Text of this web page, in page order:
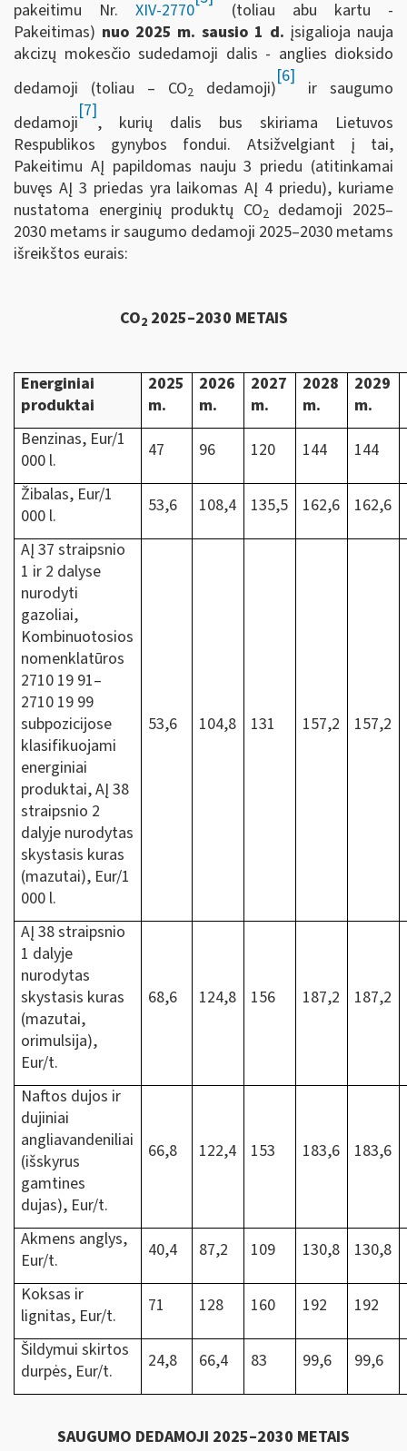
pakeitimu Nr.XIV-2770
(toliau abu kartu -
Pakeitimas) nuo 2025 m. sausio 1 d. įsigalioja nauja
akcizų mokesčio sudedamoji dalis - anglies dioksido
dedamoji (toliau – CO2 dedamoji)
[6]
ir saugumo
dedamoji
[7]
, kurių dalis bus skiriama Lietuvos
Respublikos gynybos fondui. Atsižvelgiant į tai,
Pakeitimu AĮ papildomas nauju 3 priedu (atitinkamai
buvęs AĮ 3 priedas yra laikomas AĮ 4 priedu), kuriame
nustatoma energinių produktų CO2 dedamoji 2025–
2030 metams ir saugumo dedamoji 2025–2030 metams
išreikštos eurais:
CO22025–2030 METAIS
Energiniai
produktai
2025
m.
2026
m.
2027
m.
2028
m.
2029
m.
Benzinas, Eur/1
000 l.
47 96 120 144 144
Žibalas, Eur/1
000 l.
53,6 108,4 135,5 162,6 162,6
AĮ 37 straipsnio
1 ir 2 dalyse
nurodyti
gazoliai,
Kombinuotosios
nomenklatūros
2710 19 91‒
2710 19 99
subpozicijose
klasifikuojami
energiniai
produktai, AĮ 38
straipsnio 2
dalyje nurodytas
skystasis kuras
(mazutai), Eur/1
000 l.
53,6 104,8 131 157,2 157,2
AĮ 38 straipsnio
1 dalyje
nurodytas
skystasis kuras
(mazutai,
orimulsija),
Eur/t.
68,6 124,8 156 187,2 187,2
Naftos dujos ir
dujiniai
angliavandeniliai
(išskyrus
gamtines
dujas), Eur/t.
66,8 122,4 153 183,6 183,6
Akmens anglys,
Eur/t.
40,4 87,2 109 130,8 130,8
Koksas ir
lignitas, Eur/t.
71 128 160 192 192
Šildymui skirtos
durpės, Eur/t.
24,8 66,4 83 99,6 99,6
SAUGUMO DEDAMOJI 2025–2030 METAIS